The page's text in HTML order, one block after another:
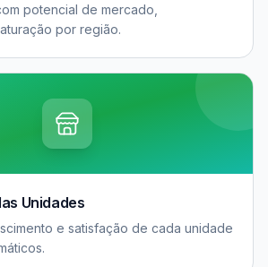
potencial de mercado,
por região.
Unidades
e satisfação de cada unidade